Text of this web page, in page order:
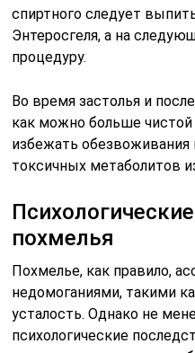
спиртного следует
Энтеросгеля, а на
процедуру.
Во время застолья и
как можно больше
избежать
токсичных метаболитов
похмелья
Похмелье, как правило,
недомоганиями, такими
усталость. Однако не
психологические